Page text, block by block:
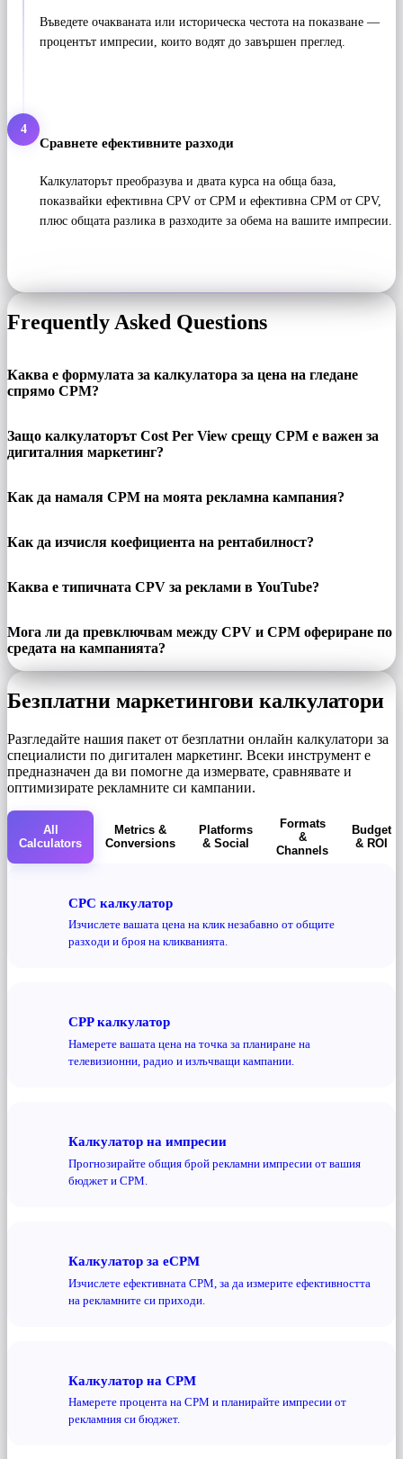
Въведете очакваната или историческа честота на показване —
процентът импресии, които водят до завършен преглед.
4
Сравнете ефективните разходи
Калкулаторът преобразува и двата курса на обща база,
показвайки ефективна CPV от CPM и ефективна CPM от CPV,
плюс общата разлика в разходите за обема на вашите импресии.
Frequently Asked Questions
Каква е формулата за калкулатора за цена на гледане
спрямо CPM?
Защо калкулаторът Cost Per View срещу CPM е важен за
дигиталния маркетинг?
Как да намаля CPM на моята рекламна кампания?
Как да изчисля коефициента на рентабилност?
Каква е типичната CPV за реклами в YouTube?
Мога ли да превключвам между CPV и CPM офериране по
средата на кампанията?
Безплатни маркетингови калкулатори
Разгледайте нашия пакет от безплатни онлайн калкулатори за
специалисти по дигитален маркетинг. Всеки инструмент е
предназначен да ви помогне да измервате, сравнявате и
оптимизирате рекламните си кампании.
All
Calculators
Metrics &
Conversions
Platforms
& Social
Formats
&
Channels
Budget
& ROI
CPC калкулатор
Изчислете вашата цена на клик незабавно от общите
разходи и броя на кликванията.
CPP калкулатор
Намерете вашата цена на точка за планиране на
телевизионни, радио и излъчващи кампании.
Калкулатор на импресии
Прогнозирайте общия брой рекламни импресии от вашия
бюджет и CPM.
Калкулатор за eCPM
Изчислете ефективната CPM, за да измерите ефективността
на рекламните си приходи.
Калкулатор на CPM
Намерете процента на CPM и планирайте импресии от
рекламния си бюджет.